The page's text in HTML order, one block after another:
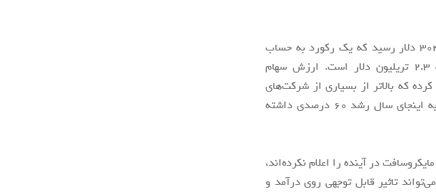
ارزش سهام مایکروسافت در پایان معاملات دوشنبه به ۳۰۴.۶۵ دلار رسید که یک رکورد به حساب
می‌آید. با این قیمت، ارزش بازار مایکروسافت نزدیک به ۲.۳ تریلیون دلار است. ارزش سهام
رشد ۳۷ درصدی را تجربه کرده که بالاتر از بسیاری از شرکت‌های
فناوری است. با این حال برای مثال ارزش سهام آلفابت تا به اینجای سال رشد ۶۰ درصدی داشته
در آینده را اعلام نکرده‌اند،
بسیاری بر این باورند که تغییر قیمت سرویس آفیس ۳۶۵ می‌تواند تاثیر قابل توجهی روی درآمد و